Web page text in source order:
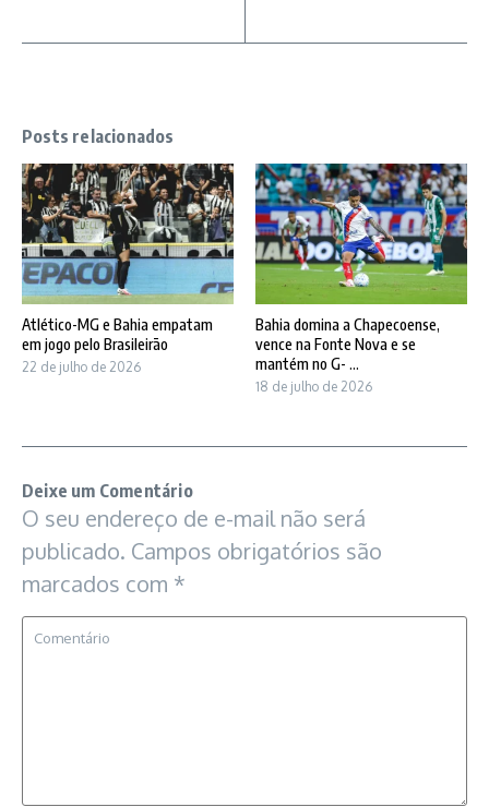
Posts relacionados
Atlético-MG e Bahia empatam
em jogo pelo Brasileirão
22 de julho de 2026
Bahia domina a Chapecoense,
vence na Fonte Nova e se
mantém no G- ...
18 de julho de 2026
Deixe um Comentário
O seu endereço de e-mail não será
publicado. Campos obrigatórios são
marcados com *